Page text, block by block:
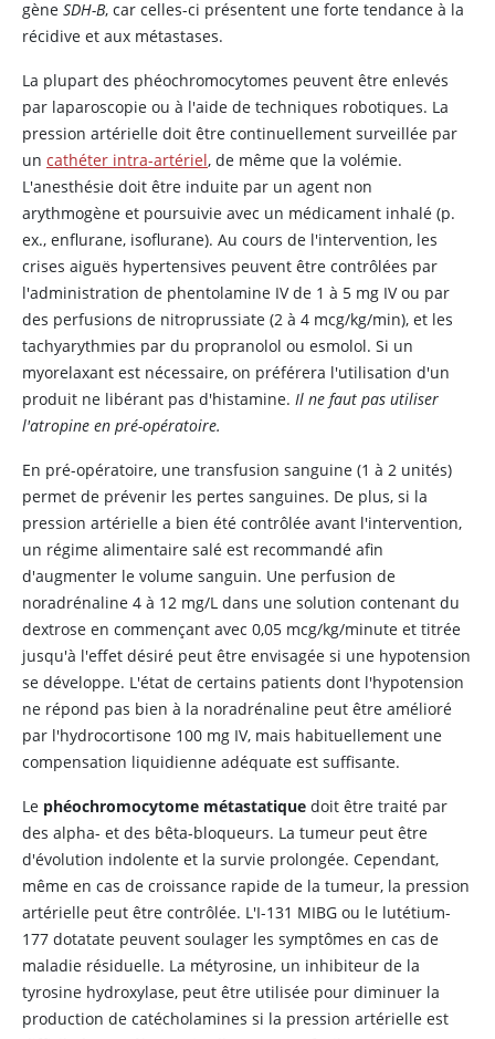
gène SDH-B, car celles-ci présentent une forte tendance à la
récidive et aux métastases.
La plupart des phéochromocytomes peuvent être enlevés
par laparoscopie ou à l'aide de techniques robotiques. La
pression artérielle doit être continuellement surveillée par
un cathéter intra-artériel, de même que la volémie.
L'anesthésie doit être induite par un agent non
arythmogène et poursuivie avec un médicament inhalé (p.
ex., enflurane, isoflurane). Au cours de l'intervention, les
crises aiguës hypertensives peuvent être contrôlées par
l'administration de phentolamine IV de 1 à 5 mg IV ou par
des perfusions de nitroprussiate (2 à 4 mcg/kg/min), et les
tachyarythmies par du propranolol ou esmolol. Si un
myorelaxant est nécessaire, on préférera l'utilisation d'un
produit ne libérant pas d'histamine. Il ne faut pas utiliser
l'atropine en pré-opératoire.
En pré-opératoire, une transfusion sanguine (1 à 2 unités)
permet de prévenir les pertes sanguines. De plus, si la
pression artérielle a bien été contrôlée avant l'intervention,
un régime alimentaire salé est recommandé afin
d'augmenter le volume sanguin. Une perfusion de
noradrénaline 4 à 12 mg/L dans une solution contenant du
dextrose en commençant avec 0,05 mcg/kg/minute et titrée
jusqu'à l'effet désiré peut être envisagée si une hypotension
se développe. L'état de certains patients dont l'hypotension
ne répond pas bien à la noradrénaline peut être amélioré
par l'hydrocortisone 100 mg IV, mais habituellement une
compensation liquidienne adéquate est suffisante.
Le phéochromocytome métastatique doit être traité par
des alpha- et des bêta-bloqueurs. La tumeur peut être
d'évolution indolente et la survie prolongée. Cependant,
même en cas de croissance rapide de la tumeur, la pression
artérielle peut être contrôlée. L'I-131 MIBG ou le lutétium-
177 dotatate peuvent soulager les symptômes en cas de
maladie résiduelle. La métyrosine, un inhibiteur de la
tyrosine hydroxylase, peut être utilisée pour diminuer la
production de catécholamines si la pression artérielle est